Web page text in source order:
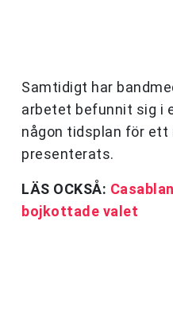
Samtidigt har
arbetet befunnit sig i
någon tidsplan för
presenterats.
LÄS OCKSÅ:
bojkottade valet